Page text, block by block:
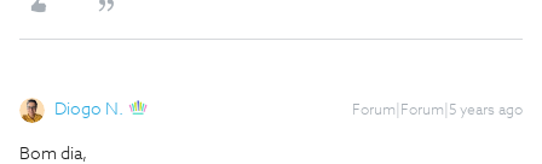
Diogo N. Forum|Forum|5 years ago
Bom dia,